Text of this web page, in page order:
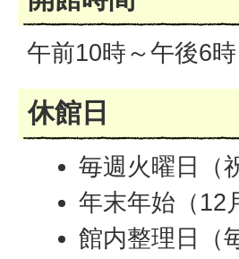
午前10時～午後6時
休館日
毎週火曜日（
年末年始（12
館内整理日（